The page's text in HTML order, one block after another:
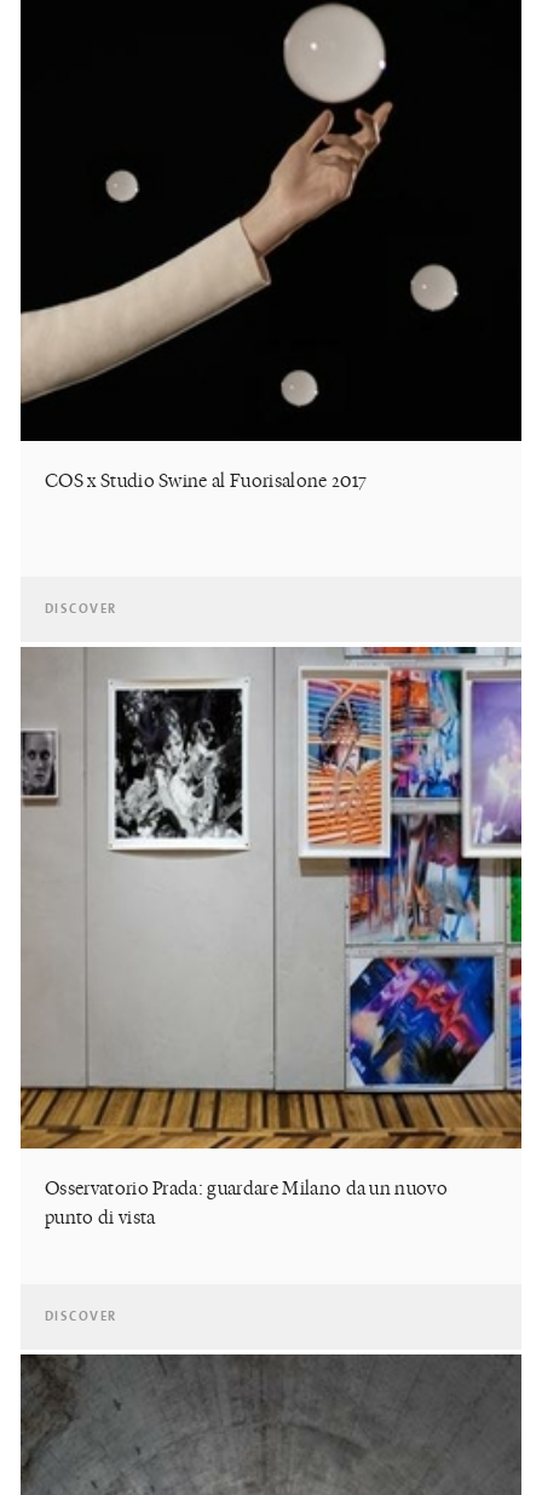
COS x Studio Swine al Fuorisalone 2017
DISCOVER
Osservatorio Prada: guardare Milano da un nuovo
punto di vista
DISCOVER